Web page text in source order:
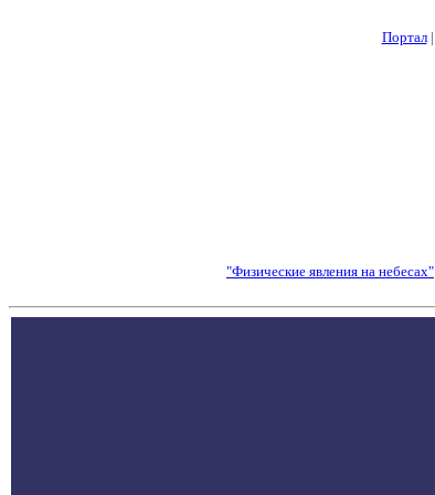
Портал|
"Физические явления на небесах"